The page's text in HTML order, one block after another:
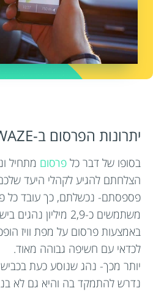
יתרונות הפרסום ב-WAZE
בסופו של דבר כל פרסום מתחיל
הצלחתם להגיע לקהלי היעד
פספסתם- נכשלתם, כך עובד כל
משתמשים כ-2,9
באמצעות פרסום על מפת וויז
לכדאי עם חשיפה גבוהה מאוד.
יותר מכך- נהג שנוסע כעת בכביש
נדרש להתמקד בה והיא גם לא